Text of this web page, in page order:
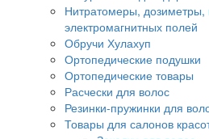
Нитратомеры, дозиметры,
электромагнитных полей
Обручи Хулахуп
Ортопедические подушки
Ортопедические товары
Расчески для волос
Резинки-пружинки для
Товары для салонов